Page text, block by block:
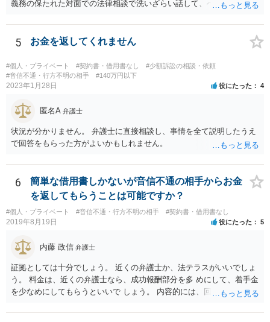
義務の保たれた対面での法律相談で洗いざらい話して、ベストな方法
5 お金を返してくれません
#個人・プライベート #契約書・借用書なし
#少額訴訟の相談・依頼
#音信不通・行方不明の相手
#140万円以下
2023年1月28日 役にたった 4
匿名A 弁護士
状況が分かりません。 弁護士に直接相談し、事情を全て説明したうえ
で回答をもらった方がよいかもしれません。
6
簡単な借用書しかないが音信不通の相手からお金
を返してもらうことは可能ですか？
#個人・プライベート #音信不通・行方不明の相手 #契約書・借用書なし
2019年8月19日 役にたった 5
内藤 政信 弁護士
証拠としては十分でしょう。 近くの弁護士か、法テラスがいいでしょ
う。 料金は、近くの弁護士なら、成功報酬部分を多 めにして、着手金
を少なめにしてもらうといいで しょう。 内容的には、回収見込みがあ